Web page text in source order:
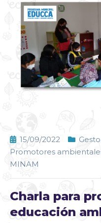
15/09/2022
Promotores
MINAM
Charla para
educación